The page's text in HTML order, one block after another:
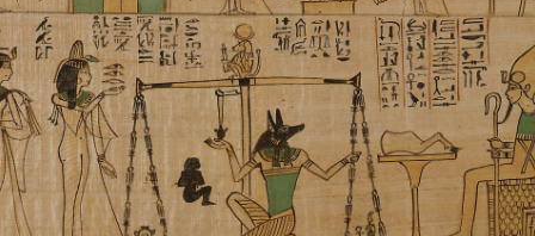
ÜRITUSED
TIIMIDELE
GALERII
KONTAKT